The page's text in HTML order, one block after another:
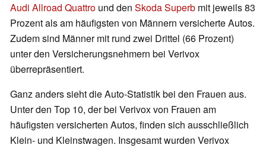
Audi Allroad Quattro und den Skoda Superb mit jeweils 83
Prozent als am häufigsten von Männern versicherte Autos.
Zudem sind Männer mit rund zwei Drittel (66 Prozent)
unter den Versicherungsnehmern bei Verivox
überrepräsentiert.
Ganz anders sieht die Auto-Statistik bei den Frauen aus.
Unter den Top 10, der bei Verivox von Frauen am
häufigsten versicherten Autos, finden sich ausschließlich
Klein- und Kleinstwagen. Insgesamt wurden Verivox